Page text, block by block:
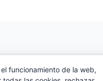
© 2026 Organiza
funcionamiento de la web,